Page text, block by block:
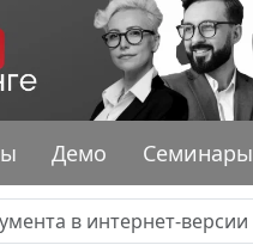
Демо Семинары